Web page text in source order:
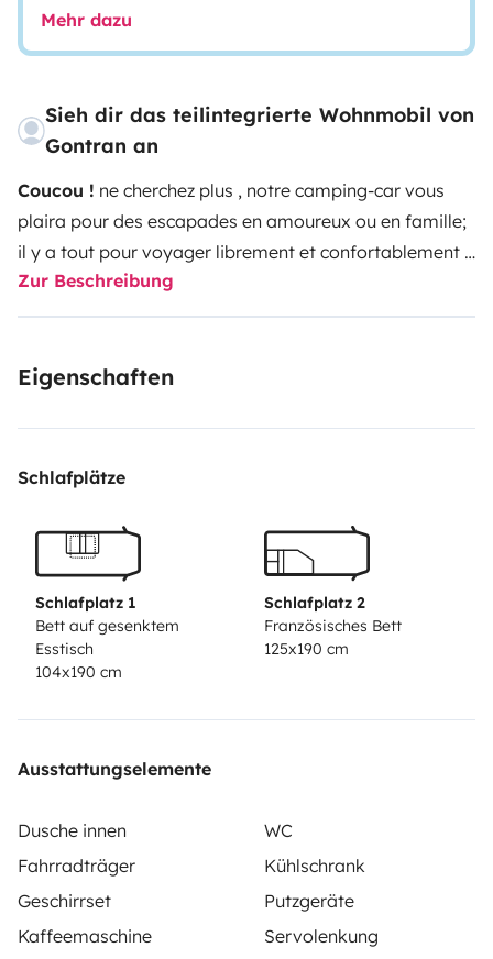
Mehr dazu
Sieh dir das teilintegrierte Wohnmobil von
Gontran an
Coucou ! ne cherchez plus , notre camping-car vous
plaira pour des escapades en amoureux ou en famille;
il y a tout pour voyager librement et confortablement :
kit vaisselles et casseroles, mobilier extérieur et kit de
jeux ( modifiable selon vos envies ) ; Equipé d'un four,
l'habitacle.Il s'agit d'un Camping-Car C.I sur porteur
deuxième couchage n'est pas recommandé pour
Zur Beschreibung
Eigenschaften
Schlafplätze
Schlafplatz 1
Bett auf gesenktem
Esstisch
104x190 cm
Schlafplatz 2
Französisches Bett
125x190 cm
Ausstattungselemente
Dusche innen
WC
Fahrradträger
Kühlschrank
Geschirrset
Putzgeräte
Kaffeemaschine
Servolenkung